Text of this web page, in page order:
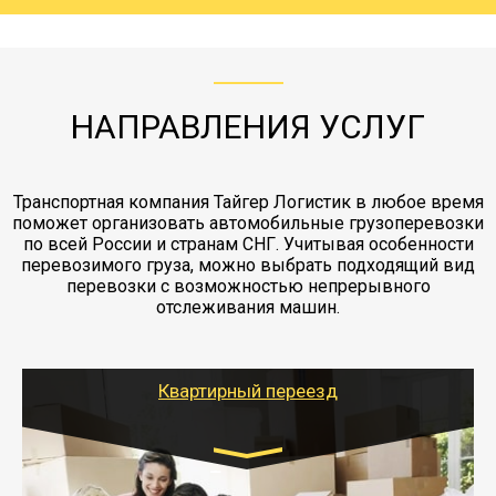
заканчивая выгрузкой в пункте получателя.
НАПРАВЛЕНИЯ УСЛУГ
Транспортная компания Тайгер Логистик в любое время
поможет организовать автомобильные грузоперевозки
по всей России и странам СНГ. Учитывая особенности
перевозимого груза, можно выбрать подходящий вид
перевозки с возможностью непрерывного
отслеживания машин.
Квартирный переезд